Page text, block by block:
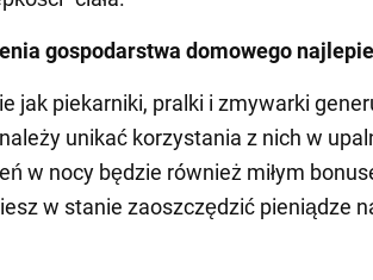
gospodarstwa domowego
jak piekarniki, pralki i zmywarki
unikać korzystania z nich w
w nocy będzie również miłym
w stanie zaoszczędzić pieniądze